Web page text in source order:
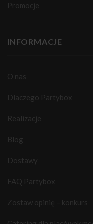
Promocje
INFORMACJE
O nas
Dlaczego Partybox
Realizacje
Blog
Dostawy
FAQ Partybox
Zostaw opinię – konkurs